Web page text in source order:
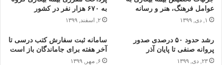
عوامل فرهنگ، هنر و رسانه
۱, دی, ۱۳۹۹
به ۶۷۰ هزار نفر در کشور
۲, اسفند, ۱۳۹۹
رشد حدود ۵۰ درصدی صدور
پروانه صنفی تا پایان آذر
۲۳, دی, ۱۳۹۹
سامانه ثبت سفارش کتب درسی تا
آخر هفته برای جاماندگان باز است
۶, مهر, ۱۳۹۹